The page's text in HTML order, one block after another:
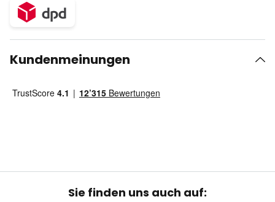
Kundenmeinungen
Sie finden uns auch auf: